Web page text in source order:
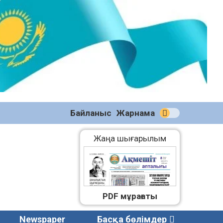
Байланыс Жарнама
Жаңа шығарылым
(2271)
08.08.2026
PDF мұрағаты
Newspaper Басқа бөлімдер